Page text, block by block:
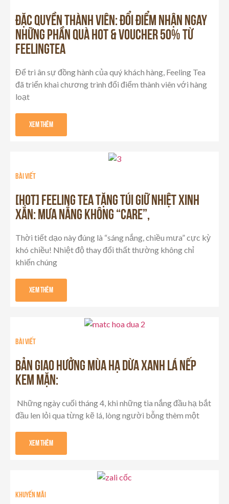
ĐẶC QUYỀN THÀNH VIÊN: ĐỔI ĐIỂM NHẬN NGAY
NHỮNG PHẦN QUÀ HOT & VOUCHER 50% TỪ
FEELINGTEA
Để tri ân sự đồng hành của quý khách hàng, Feeling Tea
đã triển khai chương trình đổi điểm thành viên với hàng
loạt
Xem Thêm
Bài viết
[HOT] FEELING TEA TẶNG TÚI GIỮ NHIỆT XINH
XẮN: MƯA NẮNG KHÔNG “CARE”,
Thời tiết dạo này đúng là “sáng nắng, chiều mưa” cực kỳ
khó chiều! Nhiệt độ thay đổi thất thường không chỉ
khiến chúng
Xem Thêm
Bài viết
BẢN GIAO HƯỞNG MÙA HẠ DỪA XANH LÁ NẾP
KEM MẶN:
Những ngày cuối tháng 4, khi những tia nắng đầu hạ bắt
đầu len lỏi qua từng kẽ lá, lòng người bỗng thèm một
Xem Thêm
khuyến mãi